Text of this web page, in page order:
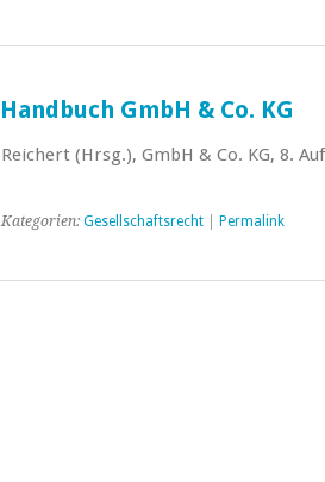
Handbuch GmbH & Co. KG
Reichert (Hrsg.), GmbH & Co. KG, 8.
Kategorien: Gesellschaftsrecht| Permalink